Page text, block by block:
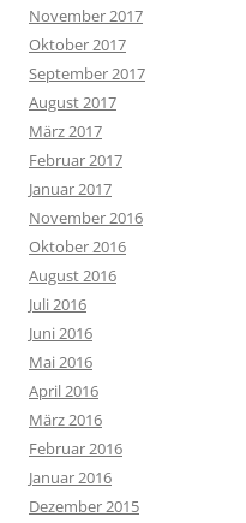
November 2017
Oktober 2017
September 2017
August 2017
März 2017
Februar 2017
Januar 2017
November 2016
Oktober 2016
August 2016
Juli 2016
Juni 2016
Mai 2016
April 2016
März 2016
Februar 2016
Januar 2016
Dezember 2015